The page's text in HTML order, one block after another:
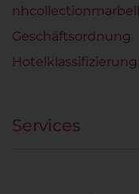
Geschäftsordnung
Hotelklassifizierung
Services